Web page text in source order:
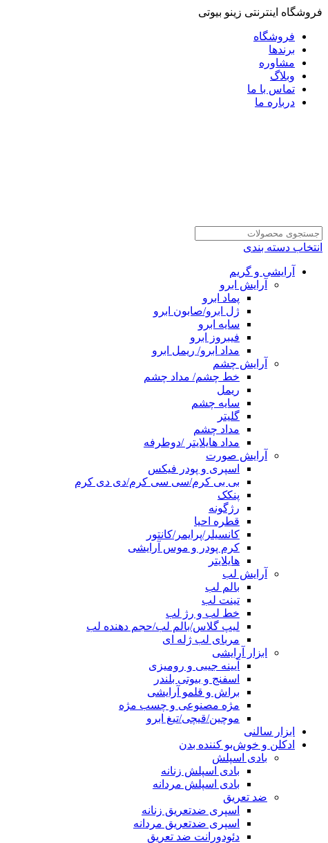
فروشگاه اینترنتی زینو بیوتی
فروشگاه
برندها
مشاوره
وبلاگ
تماس با ما
درباره ما
انتخاب دسته بندی
آرایشی و گریم
آرایش ابرو
پماد ابرو
ژل ابرو/صابون ابرو
سایه ابرو
فیبروز ابرو
مداد ابرو/ ریمل ابرو
آرایش چشم
خط چشم/ مداد چشم
ریمل
سایه چشم
گلیتر
مداد چشم
مداد هایلایتر /دوطرفه
آرایش صورت
اسپری و پودر فیکس
بی بی کرم/سی سی کرم/دی دی کرم
پنکک
رژگونه
قطره احیا
کانسیلر/پرایمر/کانتور
کرم پودر و موس آرایشی
هایلایتر
آرایش لب
بالم لب
تینت لب
خط لب و رژ لب
لیپ گلاس/بالم لب/حجم دهنده لب
مربای لب ژله ای
ابزار آرایشی
آیینه جیبی و رومیزی
اسفنج و بیوتی بلندر
براش و قلمو آرایشی
مژه مصنوعی و چسب مژه
موچین/قیچی/تیغ ابرو
ابزار سالنی
ادکلن و خوش‌بو کننده بدن
بادی اسپلش
بادی اسپلش زنانه
بادی اسپلش مردانه
ضد تعریق
اسپری ضدتعریق زنانه
اسپری ضدتعریق مردانه
دئودورانت ضد تعریق